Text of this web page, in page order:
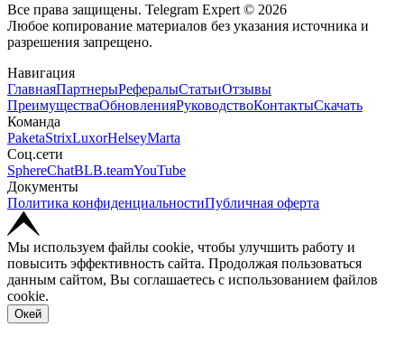
Все права защищены. Telegram Expert © 2026
Любое копирование материалов без указания источника и
разрешения запрещено.
Навигация
ГлавнаяПартнерыРефералыСтатьиОтзывы
ПреимуществаОбновленияРуководствоКонтактыСкачать
Команда
PaketaStrixLuxorHelseyMarta
Соц.сети
SphereChatBLB.teamYouTube
Документы
Политика конфиденциальностиПубличная оферта
Мы используем файлы cookie, чтобы улучшить работу и
повысить эффективность сайта. Продолжая пользоваться
данным сайтом, Вы соглашаетесь с использованием файлов
cookie.
Окей